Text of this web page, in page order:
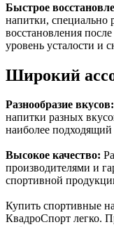
Быстрое
напитки, специально
восстановления
уровень усталости и
Широкий
Разнообразие вкусов:
напитки разных
наиболее подходящий
Высокое качество:
производителями и
спортивной
Купить спортивные
КвадроСпорт легко.